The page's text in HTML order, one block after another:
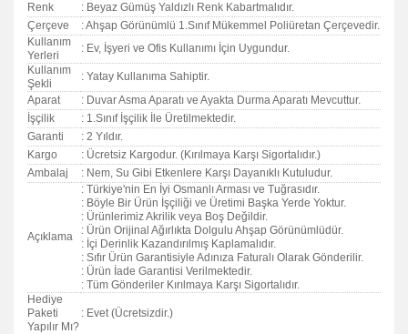
Renk
: Beyaz Gümüş Yaldızlı Renk Kabartmalıdır.
Çerçeve
: Ahşap Görünümlü 1.Sınıf Mükemmel Poliüretan Çerçevedir.
Kullanım
Yerleri
: Ev, İşyeri ve Ofis Kullanımı İçin Uygundur.
Kullanım
Şekli
: Yatay Kullanıma Sahiptir.
Aparat
: Duvar Asma Aparatı ve Ayakta Durma Aparatı Mevcuttur.
İşçilik
: 1.Sınıf İşçilik İle Üretilmektedir.
Garanti
: 2 Yıldır.
Kargo
: Ücretsiz Kargodur. (Kırılmaya Karşı Sigortalıdır.)
Ambalaj
: Nem, Su Gibi Etkenlere Karşı Dayanıklı Kutuludur.
Açıklama
: Türkiye'nin En İyi Osmanlı Arması ve Tuğrasıdır.
: Böyle Bir Ürün İşçiliği ve Üretimi Başka Yerde Yoktur.
: Ürünlerimiz Akrilik veya Boş Değildir.
: Ürün Orijinal Ağırlıkta Dolgulu Ahşap Görünümlüdür.
: İçi Derinlik Kazandırılmış Kaplamalıdır.
: Sıfır Ürün Garantisiyle Adınıza Faturalı Olarak Gönderilir.
: Ürün İade Garantisi Verilmektedir.
: Tüm Gönderiler Kırılmaya Karşı Sigortalıdır.
Hediye
Paketi
Yapılır Mı?
: Evet (Ücretsizdir.)